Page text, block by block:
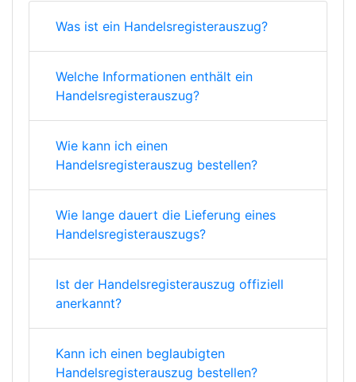
Was ist ein Handelsregisterauszug?
Welche Informationen enthält ein
Handelsregisterauszug?
Wie kann ich einen
Handelsregisterauszug bestellen?
Wie lange dauert die Lieferung eines
Handelsregisterauszugs?
Ist der Handelsregisterauszug offiziell
anerkannt?
Kann ich einen beglaubigten
Handelsregisterauszug bestellen?